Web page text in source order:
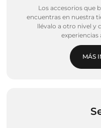
Los accesorios que
encuentras en nuestra
llévalo a otro nivel y
experiencias
MÁS